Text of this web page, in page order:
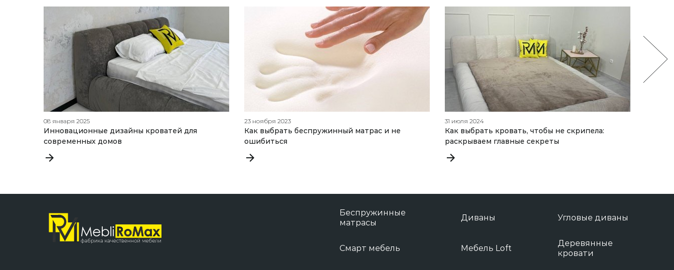
08 января 2025
Инновационные дизайны кроватей для
современных домов
23 ноября 2023
Как выбрать беспружинный матрас и не
ошибиться
31 июля 2024
Как выбрать кровать, чтобы не скрипела:
раскрываем главные секреты
Беспружинные
матрасы
Диваны Угловые диваны
Смарт мебель Мебель Loft
Деревянные
кровати